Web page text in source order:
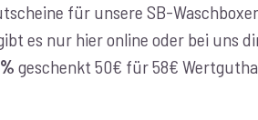
für unsere SB-
es nur hier online oder bei uns
geschenkt 50€ für 58€